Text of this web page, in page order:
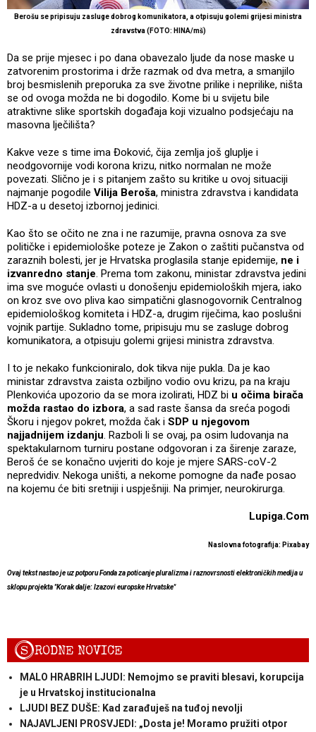
Berošu se pripisuju zasluge dobrog komunikatora, a otpisuju golemi grijesi ministra
zdravstva (FOTO: HINA/mš)
Da se prije mjesec i po dana obavezalo ljude da nose maske u
zatvorenim prostorima i drže razmak od dva metra, a smanjilo
broj besmislenih preporuka za sve životne prilike i neprilike, ništa
se od ovoga možda ne bi dogodilo. Kome bi u svijetu bile
atraktivne slike sportskih događaja koji vizualno podsjećaju na
masovna lječilišta?
Kakve veze s time ima Đoković, čija zemlja još gluplje i
neodgovornije vodi korona krizu, nitko normalan ne može
povezati. Slično je i s pitanjem zašto su kritike u ovoj situaciji
najmanje pogodile Vilija Beroša, ministra zdravstva i kandidata
HDZ-a u desetoj izbornoj jedinici.
Kao što se očito ne zna i ne razumije, pravna osnova za sve
političke i epidemiološke poteze je Zakon o zaštiti pučanstva od
zaraznih bolesti, jer je Hrvatska proglasila stanje epidemije, ne i
izvanredno stanje. Prema tom zakonu, ministar zdravstva jedini
ima sve moguće ovlasti u donošenju epidemioloških mjera, iako
on kroz sve ovo pliva kao simpatični glasnogovornik Centralnog
epidemiološkog komiteta i HDZ-a, drugim riječima, kao poslušni
vojnik partije. Sukladno tome, pripisuju mu se zasluge dobrog
komunikatora, a otpisuju golemi grijesi ministra zdravstva.
I to je nekako funkcioniralo, dok tikva nije pukla. Da je kao
ministar zdravstva zaista ozbiljno vodio ovu krizu, pa na kraju
Plenkovića upozorio da se mora izolirati, HDZ bi u očima birača
možda rastao do izbora, a sad raste šansa da sreća pogodi
Škoru i njegov pokret, možda čak i SDP u njegovom
najjadnijem izdanju. Razboli li se ovaj, pa osim ludovanja na
spektakularnom turniru postane odgovoran i za širenje zaraze,
Beroš će se konačno uvjeriti do koje je mjere SARS-coV-2
nepredvidiv. Nekoga uništi, a nekome pomogne da nađe posao
na kojemu će biti sretniji i uspješniji. Na primjer, neurokirurga.
Lupiga.Com
Naslovna fotografija: Pixabay
Ovaj tekst nastao je uz potporu Fonda za poticanje pluralizma i raznovrsnosti elektroničkih medija u
sklopu projekta "Korak dalje: Izazovi europske Hrvatske"
SRODNE NOVICE
MALO HRABRIH LJUDI: Nemojmo se praviti blesavi, korupcija
je u Hrvatskoj institucionalna
LJUDI BEZ DUŠE: Kad zarađuješ na tuđoj nevolji
NAJAVLJENI PROSVJEDI: „Dosta je! Moramo pružiti otpor